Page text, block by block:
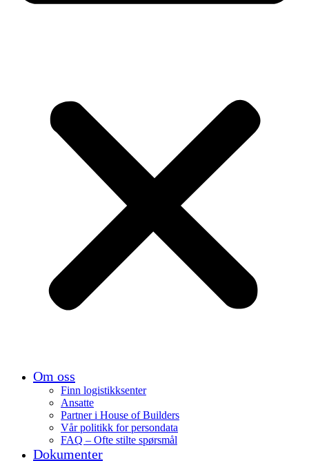
Om oss
Finn logistikksenter
Ansatte
Partner i House of Builders
Vår politikk for persondata
FAQ – Ofte stilte spørsmål
Dokumenter